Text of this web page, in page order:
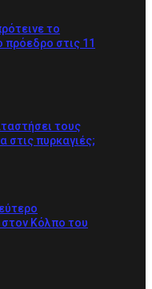
το
πρόεδρο στις 11
τους
στις πυρκαγιές;
Κόλπο του